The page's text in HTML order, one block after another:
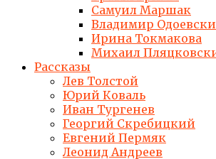
Самуил Маршак
Владимир
Ирина Токмакова
Михаил
Рассказы
Лев Толстой
Юрий Коваль
Иван Тургенев
Георгий Скребицкий
Евгений Пермяк
Леонид Андреев